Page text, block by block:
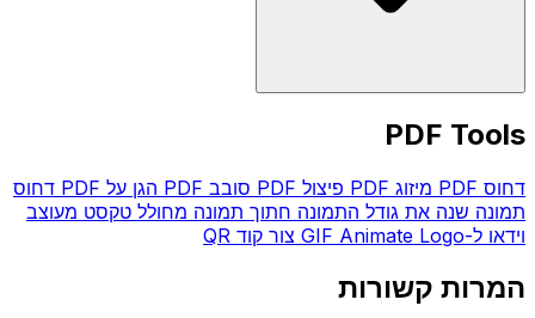
PDF Tools
דחוס PDF מיזוג PDF פיצול PDF סובב PDF הגן על PDF
דחוס
תמונה שנה את גודל התמונה חתוך תמונה מחולל טקסט מעוצב
וידאו ל-GIFAnimate Logo צור קוד QR
המרות קשורות